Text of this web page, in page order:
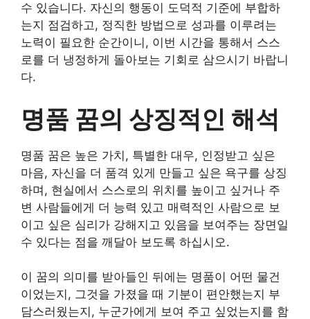
수 있습니다. 자신의 행동이 도덕적 기준에 부합하
는지 점검하고, 정직한 방법으로 성과를 이루려는
노력이 필요한 순간이니, 이번 시간을 통해서 스스
로를 더 냉정하게 돌아보는 기회로 삼으시기 바랍니
다.
명품 꿈의 상징적인 해석
명품 꿈은 높은 가치, 특별한 대우, 인정받고 싶은
마음, 자신을 더 품격 있게 만들고 싶은 욕구를 상징
하며, 현실에서 스스로의 위치를 높이고 싶거나 주
변 사람들에게 더 능력 있고 매력적인 사람으로 보
이고 싶은 심리가 강해지고 있음을 보여주는 장면일
수 있다는 점을 깨달아 보도록 하십시오.
이 꿈의 의미를 받아들인 뒤에는 명품이 어떤 물건
이었는지, 그것을 가졌을 때 기분이 편안했는지 부
담스러웠는지, 누군가에게 보여 주고 싶었는지를 함